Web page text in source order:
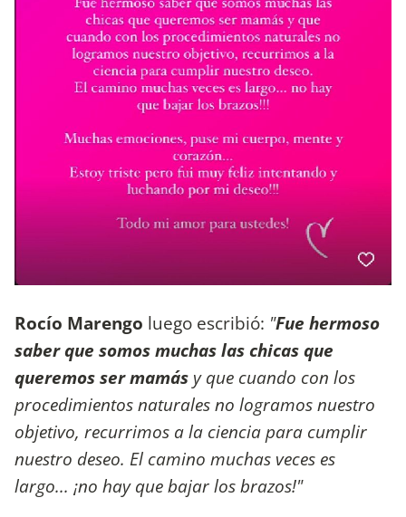
Rocío Marengo luego escribió: "Fue hermoso
saber que somos muchas las chicas que
queremos ser mamás y que cuando con los
procedimientos naturales no logramos nuestro
objetivo, recurrimos a la ciencia para cumplir
nuestro deseo. El camino muchas veces es
largo... ¡no hay que bajar los brazos!"